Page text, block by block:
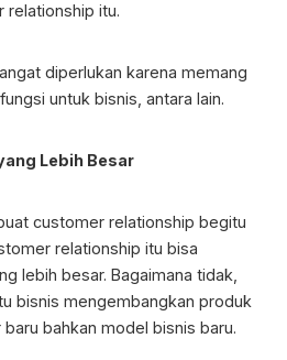
relationship itu.
diperlukan karena memang
untuk bisnis, antara lain.
Lebih Besar
customer relationship begitu
relationship itu bisa
lebih besar. Bagaimana tidak,
bisnis mengembangkan produk
bahkan model bisnis baru.